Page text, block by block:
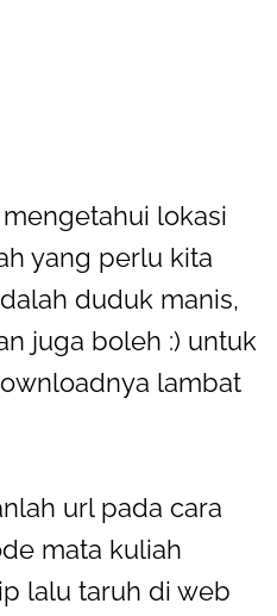
lokasi
yang perlu kita
duduk manis,
juga boleh :) untuk
lambat
url pada cara
mata kuliah
lalu taruh di web